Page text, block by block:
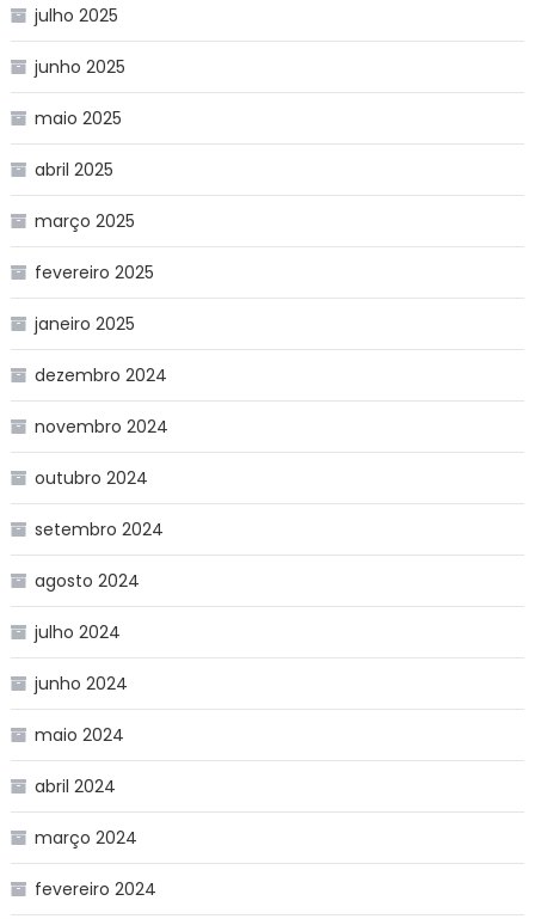
julho 2025
junho 2025
maio 2025
abril 2025
março 2025
fevereiro 2025
janeiro 2025
dezembro 2024
novembro 2024
outubro 2024
setembro 2024
agosto 2024
julho 2024
junho 2024
maio 2024
abril 2024
março 2024
fevereiro 2024